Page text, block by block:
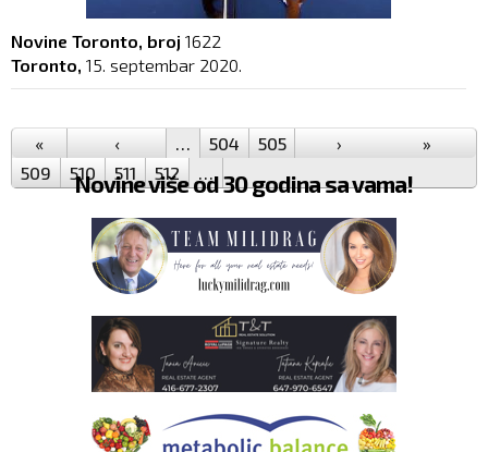
Novine Toronto, broj 1622
Toronto, 15. septembar 2020.
Pages
« ‹ 504 505
508
509
510 511 512
› »
Novine više od 30 godina sa vama!